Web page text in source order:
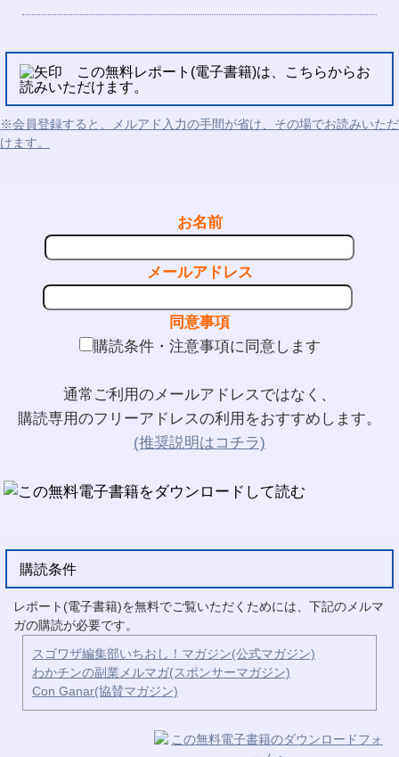
この無料レポート(電子書籍)は、こちらからお
読みいただけます。
※会員登録すると、メルアド入力の手間が省け、その場でお読みいただ
けます。
お名前
メールアドレス
同意事項
購読条件・注意事項に同意します
通常ご利用のメールアドレスではなく、
購読専用のフリーアドレスの利用をおすすめします。
(推奨説明はコチラ)
購読条件
レポート(電子書籍)を無料でご覧いただくためには、下記のメルマ
ガの購読が必要です。
スゴワザ編集部いちおし！マガジン(公式マガジン)
わかチンの副業メルマガ(スポンサーマガジン)
Con Ganar(協賛マガジン)